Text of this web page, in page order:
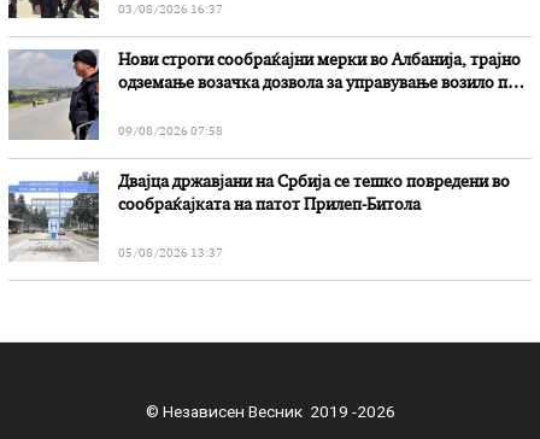
03/08/2026 16:37
Нови строги сообраќајни мерки во Aлбанија, трајно
одземање возачка дозвола за управување возило под
09/08/2026 07:58
Двајца државјани на Србија се тешко повредени во
сообраќајката на патот Прилеп-Битола
05/08/2026 13:37
© Независен Весник 2019 -2026